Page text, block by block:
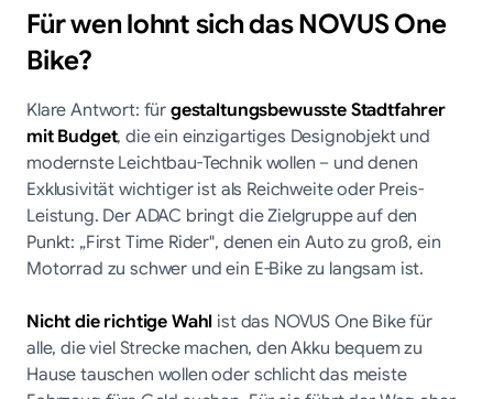
Für wen lohnt sich das NOVUS One
Bike?
Klare Antwort: fürgestaltungsbewusste Stadtfahrer
mit Budget, die ein einzigartiges Designobjekt und
modernste Leichtbau-Technik wollen – und denen
Exklusivität wichtiger ist als Reichweite oder Preis-
Leistung. Der ADAC bringt die Zielgruppe auf den
Punkt: „First Time Rider", denen ein Auto zu groß, ein
Motorrad zu schwer und ein E-Bike zu langsam ist.
Nicht die richtige Wahlist das NOVUS One Bike für
alle, die viel Strecke machen, den Akku bequem zu
Hause tauschen wollen oder schlicht das meiste